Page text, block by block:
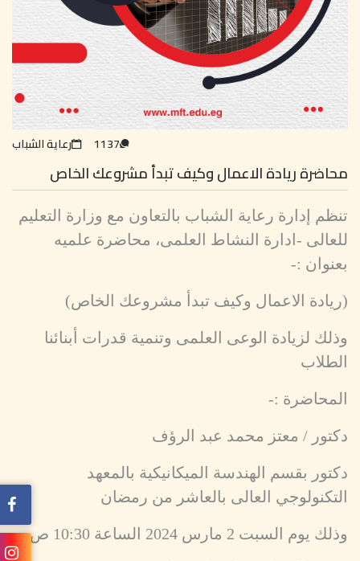
رعاية الشباب 1137
محاضرة ريادة الاعمال وكيف تبدأ مشروعك الخاص
تنظم إدارة رعاية الشباب بالتعاون مع وزارة التعليم
للعالى -ادارة النشاط العلمى، محاضرة علميه
بعنوان :-
(ريادة الاعمال وكيف تبدأ مشروعك الخاص)
وذلك لزيادة الوعى العلمى وتنمية قدرات أبنائنا
الطلاب
المحاضرة :-
دكتور / معتز محمد عبد الرؤف
دكتور بقسم الهندسة الميكانيكية بالمعهد
التكنولوجي العالى بالعاشر من رمضان
وذلك يوم السبت 2 مارس 2024 الساعة 10:30 ص